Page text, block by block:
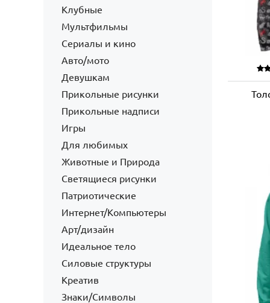
Клубные
Мультфильмы
Сериалы и кино
Авто/мото
Девушкам
Прикольные рисунки
Прикольные надписи
Игры
Для любимых
Животные и Природа
Светящиеся рисунки
Патриотические
Интернет/Компьютеры
Арт/дизайн
Идеальное тело
Силовые структуры
Креатив
Знаки/Символы